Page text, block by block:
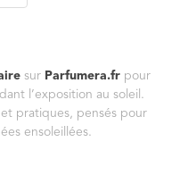
sur Parfumera.frpour
l’exposition au soleil.
pratiques, pensés pour
ensoleillées.